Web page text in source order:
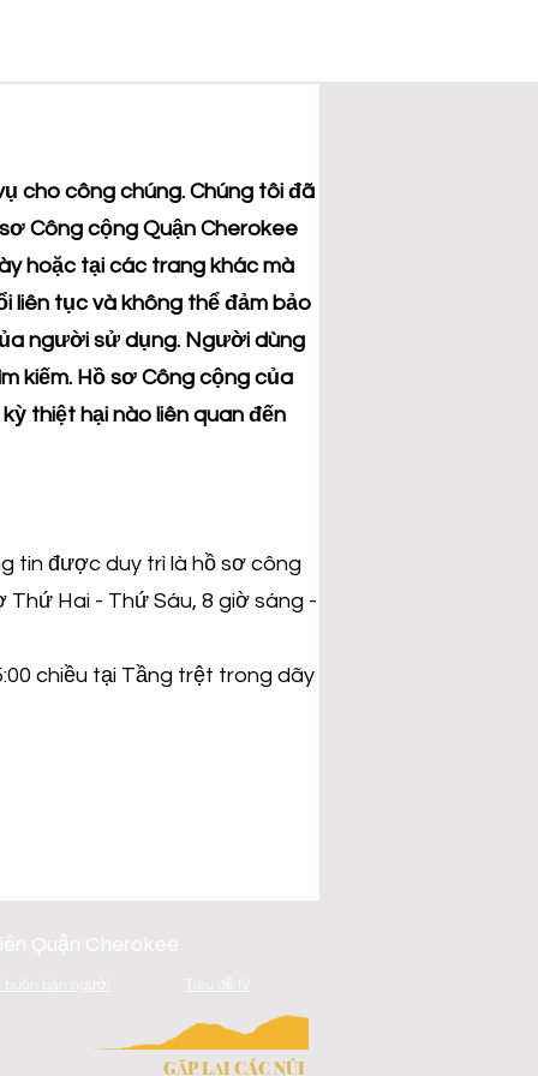
cho công chúng. Chúng tôi đã
Công cộng Quận Cherokee
hoặc tại các trang khác mà
liên tục và không thể đảm bảo
người sử dụng. Người dùng
kiếm. Hồ sơ Công cộng của
thiệt hại nào liên quan đến
tin được duy trì là hồ sơ công
Thứ Hai - Thứ Sáu, 8 giờ sáng -
chiều tại Tầng trệt trong dãy
Quận Cherokee
buôn bán người Tiêu đề IV
GẶP LẠI CÁC NÚI